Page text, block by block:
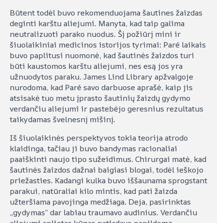
Būtent todėl buvo rekomenduojama šautines žaizdas
deginti karštu aliejumi. Manyta, kad taip galima
neutralizuoti parako nuodus. Šį požiūrį mini ir
šiuolaikiniai medicinos istorijos tyrimai: Paré laikais
buvo paplitusi nuomonė, kad šautinės žaizdos turi
būti kaustomos karštu aliejumi, nes esą jos yra
užnuodytos paraku. James Lind Library apžvalgoje
nurodoma, kad Paré savo darbuose aprašė, kaip jis
atsisakė tuo metu įprasto šautinių žaizdų gydymo
verdančiu aliejumi ir pastebėjo geresnius rezultatus
taikydamas švelnesnį mišinį.
Iš šiuolaikinės perspektyvos tokia teorija atrodo
klaidinga, tačiau ji buvo bandymas racionaliai
paaiškinti naujo tipo sužeidimus. Chirurgai matė, kad
šautinės žaizdos dažnai baigiasi blogai, todėl ieškojo
priežasties. Kadangi kulka buvo iššaunama sprogstant
parakui, natūraliai kilo mintis, kad pati žaizda
užteršiama pavojinga medžiaga. Deja, pasirinktas
„gydymas“ dar labiau traumavo audinius. Verdančiu